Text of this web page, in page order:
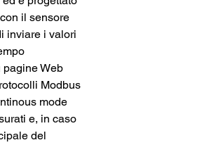
il sensore
inviare i valori
pagine Web
rotocolli Modbus
ntinous mode
ati e, in caso
del